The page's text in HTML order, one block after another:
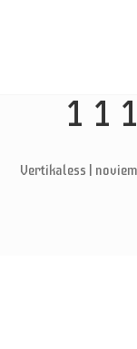
Vertikaless |